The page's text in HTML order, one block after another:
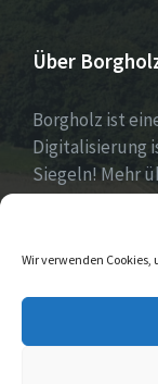
Wir verwenden
Über
Borgholz ist
Digitalisierung
Siegeln! Mehr
gibt es unter
https://